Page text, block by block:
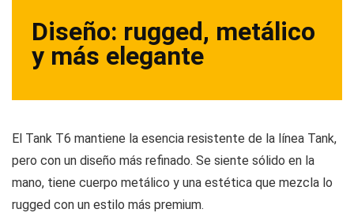
Diseño: rugged, metálico
y más elegante
El Tank T6 mantiene la esencia resistente de la línea Tank,
pero con un diseño más refinado. Se siente sólido en la
mano, tiene cuerpo metálico y una estética que mezcla lo
rugged con un estilo más premium.